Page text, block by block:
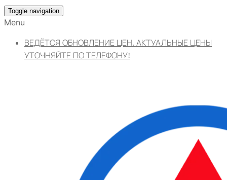
Toggle navigation
Menu
ВЕДЁТСЯ ОБНОВЛЕНИЕ ЦЕН. АКТУАЛЬНЫЕ ЦЕНЫ
УТОЧНЯЙТЕ ПО ТЕЛЕФОНУ!